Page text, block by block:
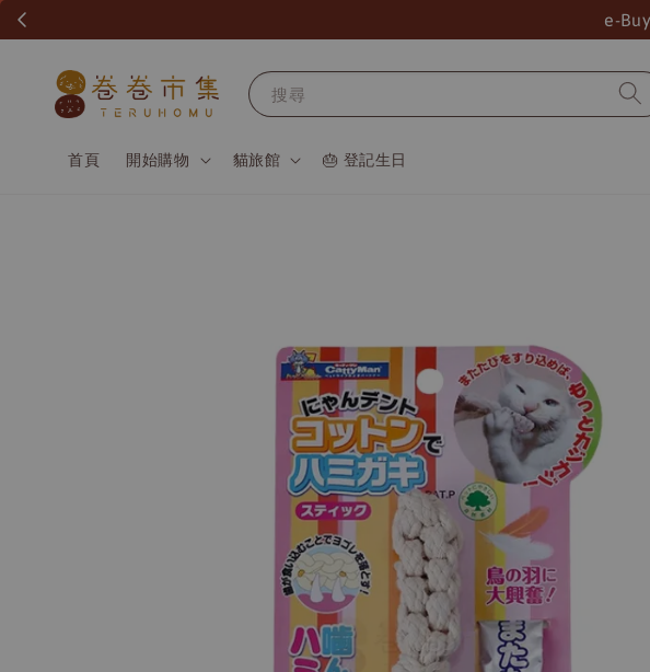
生日送
搜尋
首頁 開始購物 貓旅館 🎂 登記生日